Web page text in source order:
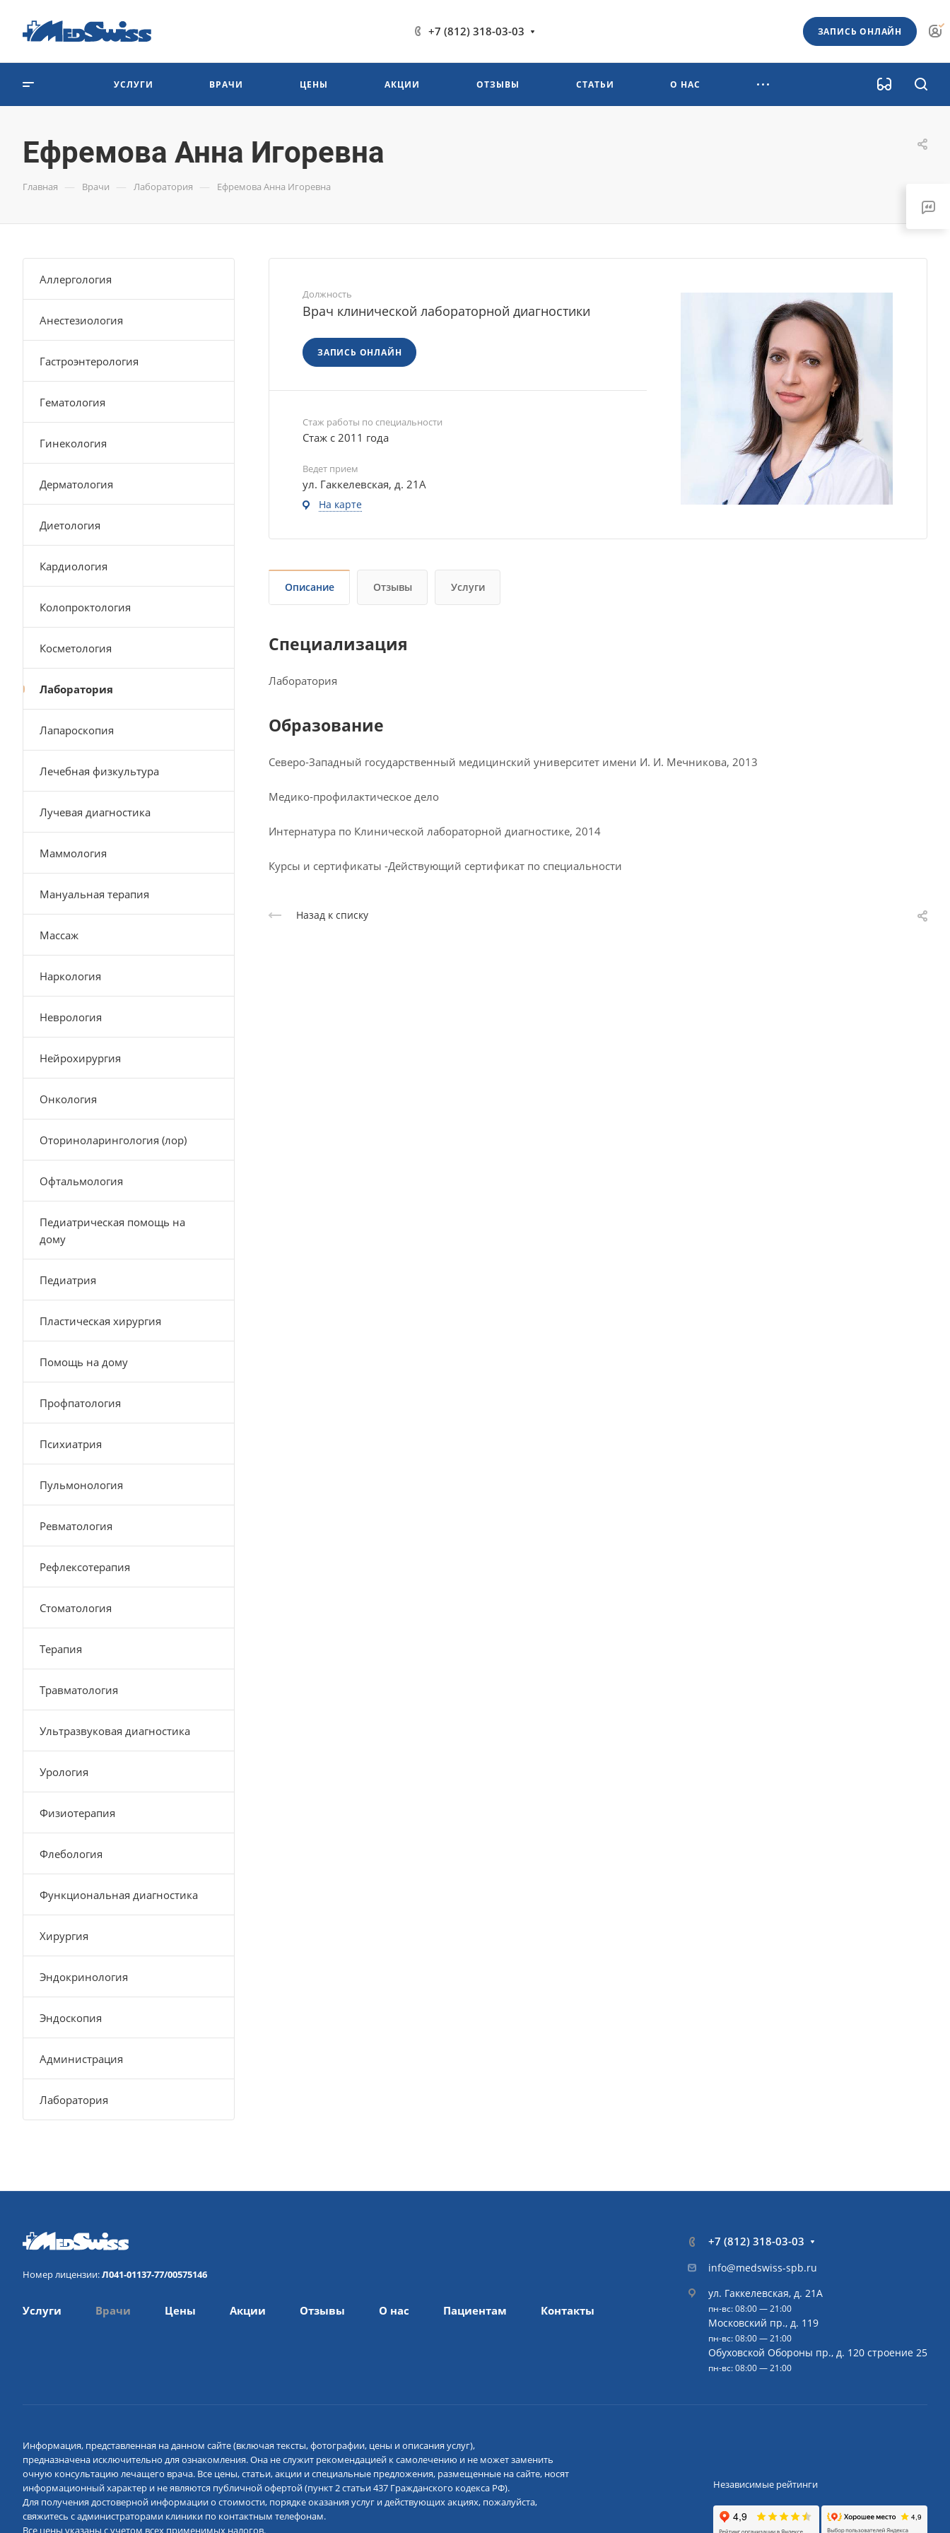
+7 (812) 318-03-03 ЗАПИСЬ ОНЛАЙН
УСЛУГИ ВРАЧИ ЦЕНЫ АКЦИИ ОТЗЫВЫ СТАТЬИ О НАС
Ефремова Анна Игоревна
Главная — Врачи — Лаборатория — Ефремова Анна Игоревна
Должность
Врач клинической лабораторной диагностики
ЗАПИСЬ ОНЛАЙН
Стаж работы по специальности
Стаж с 2011 года
Ведет прием
ул. Гаккелевская, д. 21А
На карте
Описание Отзывы Услуги
Специализация
Лаборатория
Образование
Северо-Западный государственный медицинский университет имени И. И. Мечникова, 2013
Медико-профилактическое дело
Интернатура по Клинической лабораторной диагностике, 2014
Курсы и сертификаты -Действующий сертификат по специальности
Назад к списку
Аллергология
Анестезиология
Гастроэнтерология
Гематология
Гинекология
Дерматология
Диетология
Кардиология
Колопроктология
Косметология
Лаборатория
Лапароскопия
Лечебная физкультура
Лучевая диагностика
Маммология
Мануальная терапия
Массаж
Наркология
Неврология
Нейрохирургия
Онкология
Оториноларингология (лор)
Офтальмология
Педиатрическая помощь на
дому
Педиатрия
Пластическая хирургия
Помощь на дому
Профпатология
Психиатрия
Пульмонология
Ревматология
Рефлексотерапия
Стоматология
Терапия
Травматология
Ультразвуковая диагностика
Урология
Физиотерапия
Флебология
Функциональная диагностика
Хирургия
Эндокринология
Эндоскопия
Администрация
Лаборатория
Номер лицензии:Л041-01137-77/00575146
Услуги Врачи Цены Акции Отзывы О нас Пациентам Контакты
+7 (812) 318-03-03
info@medswiss-spb.ru
ул. Гаккелевская, д. 21А
пн-вс: 08:00 — 21:00
Московский пр., д. 119
пн-вс: 08:00 — 21:00
Обуховской Обороны пр., д. 120 строение 25
пн-вс: 08:00 — 21:00
Информация, представленная на данном сайте (включая тексты, фотографии, цены и описания услуг),
предназначена исключительно для ознакомления. Она не служит рекомендацией к самолечению и не может заменить
очную консультацию лечащего врача. Все цены, статьи, акции и специальные предложения, размещенные на сайте, носят
информационный характер и не являются публичной офертой (пункт 2 статьи 437 Гражданского кодекса РФ).
Для получения достоверной информации о стоимости, порядке оказания услуг и действующих акциях, пожалуйста,
свяжитесь с администраторами клиники по контактным телефонам.
Все цены указаны с учетом всех применимых налогов.
Независимые рейтинги